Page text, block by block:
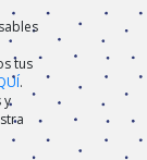
tus
.
y